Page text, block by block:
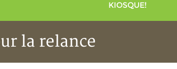
KIOSQUE!
la relance